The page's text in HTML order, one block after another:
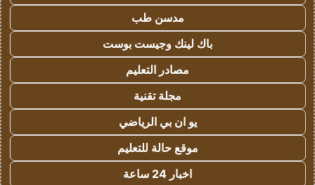
مدسن طب
باك لينك وجيست بوست
مصادر التعليم
مجلة تقنية
يو ان بي الرياضي
موقع حالة للتعليم
اخبار 24 ساعة